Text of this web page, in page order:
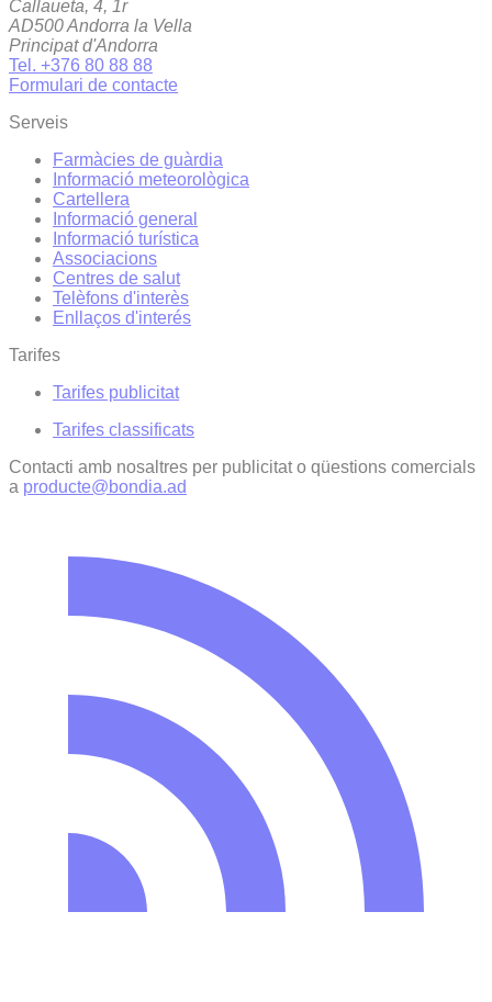
Callaueta, 4, 1r
AD500 Andorra la Vella
Principat d'Andorra
Tel. +376 80 88 88
Formulari de contacte
Serveis
Farmàcies de guàrdia
Informació meteorològica
Cartellera
Informació general
Informació turística
Associacions
Centres de salut
Telèfons d'interès
Enllaços d'interés
Tarifes
Tarifes publicitat
Tarifes classificats
Contacti amb nosaltres per publicitat o qüestions comercials
a producte@bondia.ad